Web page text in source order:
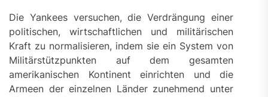
Die Yankees versuchen, die Verdrängung einer
politischen, wirtschaftlichen und militärischen
Kraft zu normalisieren, indem sie ein System von
Militärstützpunkten auf dem gesamten
amerikanischen Kontinent einrichten und die
Armeen der einzelnen Länder zunehmend unter